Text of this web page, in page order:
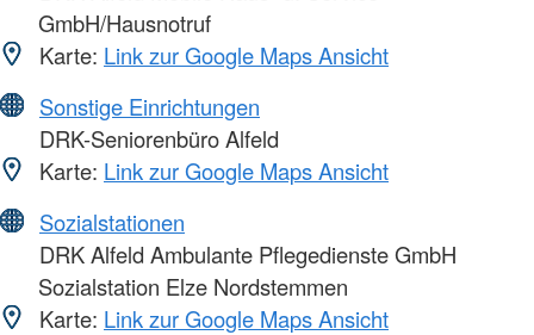
GmbH/Hausnotruf
Karte: Link zur Google Maps Ansicht
Sonstige Einrichtungen
DRK-Seniorenbüro Alfeld
Karte: Link zur Google Maps Ansicht
Sozialstationen
DRK Alfeld Ambulante Pflegedienste GmbH
Sozialstation Elze Nordstemmen
Karte: Link zur Google Maps Ansicht